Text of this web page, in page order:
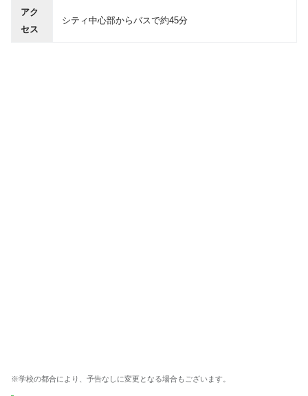
アク
セス
シティ中心部からバスで約45分
※学校の都合により、予告なしに変更となる場合もございます。